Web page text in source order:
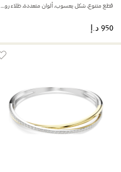
قطع متنوع، شكل يعسوب، ألوان متعددة، طلاء روديوم